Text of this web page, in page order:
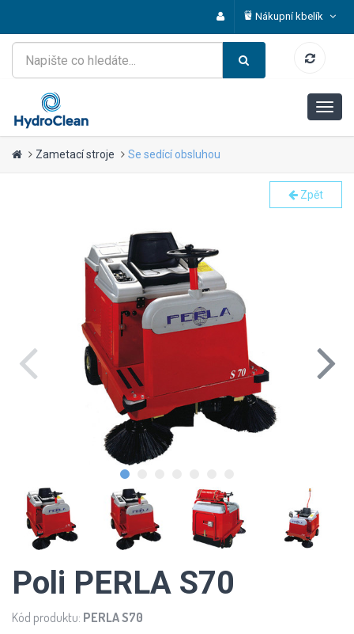
Nákupní kbelík
Zametací stroje Se sedící obsluhou
Zpět
Poli PERLA S70
Kód produktu: PERLA S70